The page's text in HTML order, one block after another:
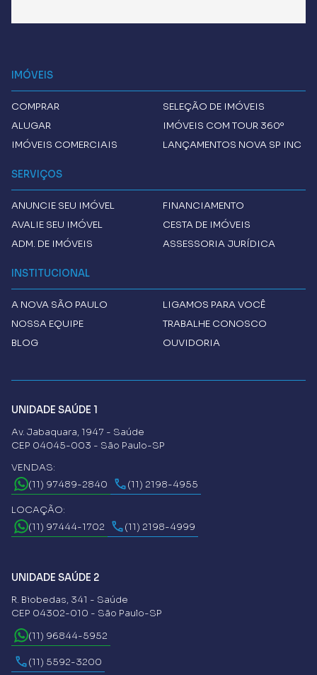
IMÓVEIS
COMPRAR
ALUGAR
IMÓVEIS COMERCIAIS
SELEÇÃO DE IMÓVEIS
IMÓVEIS COM TOUR 360º
LANÇAMENTOS NOVA SP INC
SERVIÇOS
ANUNCIE SEU IMÓVEL
AVALIE SEU IMÓVEL
ADM. DE IMÓVEIS
FINANCIAMENTO
CESTA DE IMÓVEIS
ASSESSORIA JURÍDICA
INSTITUCIONAL
A NOVA SÃO PAULO
NOSSA EQUIPE
BLOG
LIGAMOS PARA VOCÊ
TRABALHE CONOSCO
OUVIDORIA
UNIDADE SAÚDE 1
Av. Jabaquara, 1947 - Saúde
CEP 04045-003 - São Paulo-SP
VENDAS:
(11) 97489-2840
(11) 2198-4955
LOCAÇÃO:
(11) 97444-1702
(11) 2198-4999
UNIDADE SAÚDE 2
R. Biobedas, 341 - Saúde
CEP 04302-010 - São Paulo-SP
(11) 96844-5952
(11) 5592-3200